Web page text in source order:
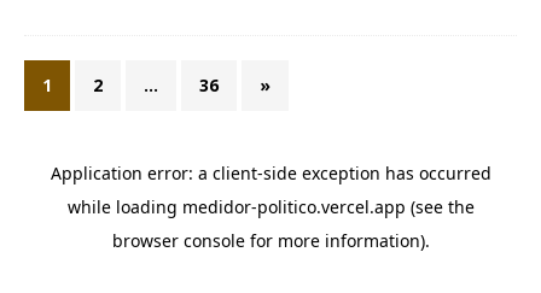
1 2 … 36 »